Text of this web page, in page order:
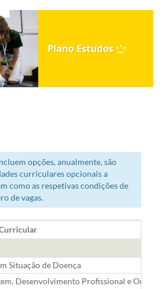
opções, anualmente, são
curriculares opcionais a
como as respetivas condições de
de vagas.
Situação de Doença
Desenvolvimento Profissional e